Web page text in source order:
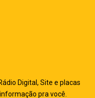
Digital, Site e placas
pra você.